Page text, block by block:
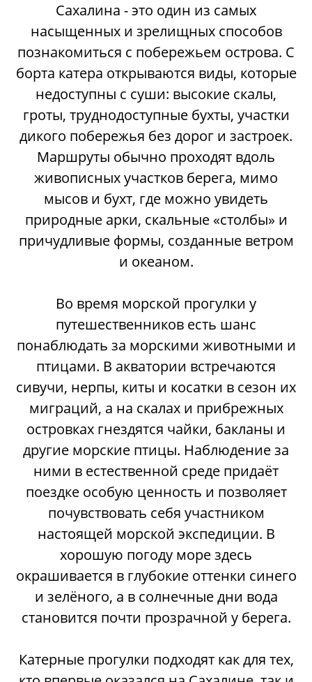
Сахалина - это один из самых
насыщенных и зрелищных способов
познакомиться с побережьем острова. С
борта катера открываются виды, которые
недоступны с суши: высокие скалы,
гроты, труднодоступные бухты, участки
дикого побережья без дорог и застроек.
Маршруты обычно проходят вдоль
живописных участков берега, мимо
мысов и бухт, где можно увидеть
природные арки, скальные «столбы» и
причудливые формы, созданные ветром
и океаном.
Во время морской прогулки у
путешественников есть шанс
понаблюдать за морскими животными и
птицами. В акватории встречаются
сивучи, нерпы, киты и косатки в сезон их
миграций, а на скалах и прибрежных
островках гнездятся чайки, бакланы и
другие морские птицы. Наблюдение за
ними в естественной среде придаёт
поездке особую ценность и позволяет
почувствовать себя участником
настоящей морской экспедиции. В
хорошую погоду море здесь
окрашивается в глубокие оттенки синего
и зелёного, а в солнечные дни вода
становится почти прозрачной у берега.
Катерные прогулки подходят как для тех,